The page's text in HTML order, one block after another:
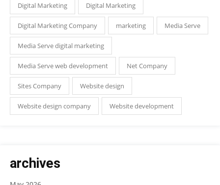
Digital Marketing Digital Marketing
Digital Marketing Company marketing Media Serve
Media Serve digital marketing
Media Serve web development Net Company
Sites Company Website design
Website design company Website development
archives